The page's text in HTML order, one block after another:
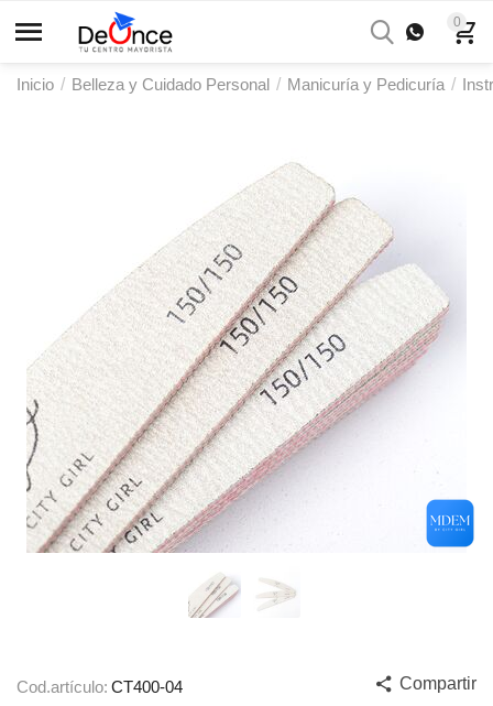
0
Inicio / Belleza y Cuidado Personal / Manicuría y Pedicuría /
Cod.artículo: CT400-04 Compartir